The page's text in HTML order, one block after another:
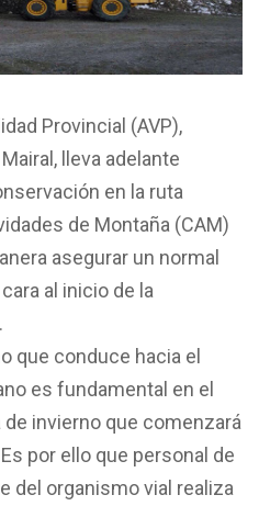
Provincial (AVP),
lleva adelante
en la ruta
de Montaña (CAM)
asegurar un normal
al inicio de la
que conduce hacia el
es fundamental en el
invierno que comenzará
por ello que personal de
del organismo vial realiza